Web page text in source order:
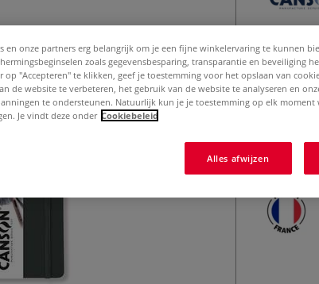
Dit
en onze partners erg belangrijk om je een fijne winkelervaring te kunnen
zoals gegevensbesparing, transparantie en beveiliging
op "Accepteren" te klikken, geef je toestemming voor het opslaan van
de website te verbeteren, het gebruik van de website te analyseren en
te ondersteunen. Natuurlijk kun je je toestemming op elk moment
Je vindt deze onder Cookiebeleid
Alles afwijzen